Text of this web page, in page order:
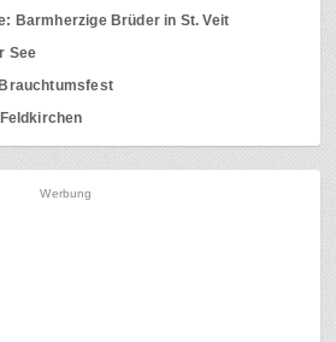
Barmherzige Brüder in St. Veit
See
Werbung